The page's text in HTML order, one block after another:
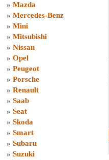
» Mazda
» Mercedes-Benz
» Mini
» Mitsubishi
» Nissan
» Opel
» Peugeot
» Porsche
» Renault
» Saab
» Seat
» Skoda
» Smart
» Subaru
» Suzuki